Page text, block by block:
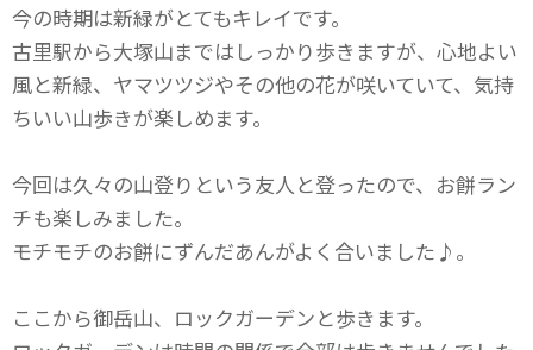
今の時期は新緑がとてもキレイです。
古里駅から大塚山まではしっかり歩きますが、心地よい
風と新緑、ヤマツツジやその他の花が咲いていて、気持
ちいい山歩きが楽しめます。
今回は久々の山登りという友人と登ったので、お餅ラン
チも楽しみました。
モチモチのお餅にずんだあんがよく合いました♪。
ここから御岳山、ロックガーデンと歩きます。